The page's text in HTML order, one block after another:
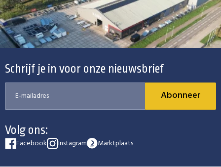
Schrijf je in voor onze nieuwsbrief
Abonneer
Volg ons:
Facebook Instagram Marktplaats